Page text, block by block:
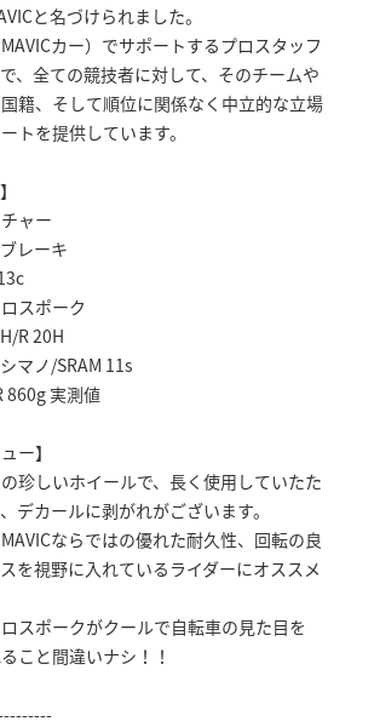
と名づけられました。
カー）でサポートするプロスタッフ
、全ての競技者に対して、そのチームや
籍、そして順位に関係なく中立的な立場
トを提供しています。
ャー
レーキ
スポーク
R 20H
マノ/SRAM 11s
860g 実測値
ー】
珍しいホイールで、長く使用していたた
デカールに剥がれがございます。
ならではの優れた耐久性、回転の良
を視野に入れているライダーにオススメ
スポークがクールで自転車の見た目を
こと間違いナシ！！